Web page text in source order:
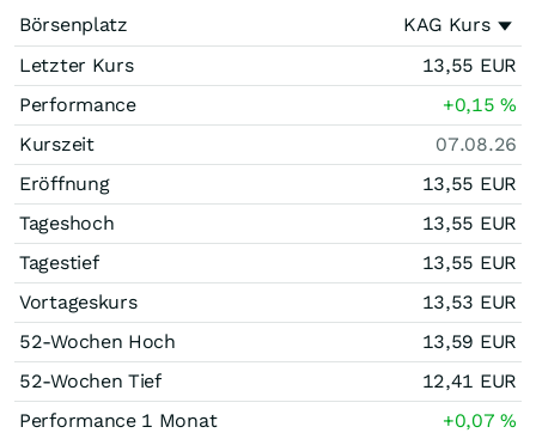
Börsenplatz
KAG Kurs
Letzter Kurs
13,55 EUR
Performance
+0,15%
Kurszeit
07.08.26
Eröffnung
13,55 EUR
Tageshoch
13,55 EUR
Tagestief
13,55 EUR
Vortageskurs
13,53 EUR
52-Wochen Hoch
13,59 EUR
52-Wochen Tief
12,41 EUR
Performance 1 Monat
+0,07%